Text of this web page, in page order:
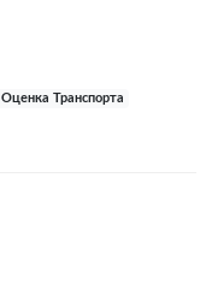
Оценка Транспорта